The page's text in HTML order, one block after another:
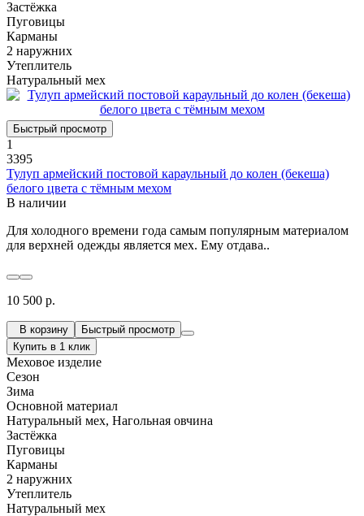
Застёжка
Пуговицы
Карманы
2 наружних
Утеплитель
Натуральный мех
Быстрый просмотр
1
3395
Тулуп армейский постовой караульный до колен (бекеша)
белого цвета с тёмным мехом
В наличии
Для холодного времени года самым популярным материалом
для верхней одежды является мех. Ему отдава..
10 500 р.
В корзину
Быстрый просмотр
Купить в 1 клик
Меховое изделие
Сезон
Зима
Основной материал
Натуральный мех, Нагольная овчина
Застёжка
Пуговицы
Карманы
2 наружних
Утеплитель
Натуральный мех